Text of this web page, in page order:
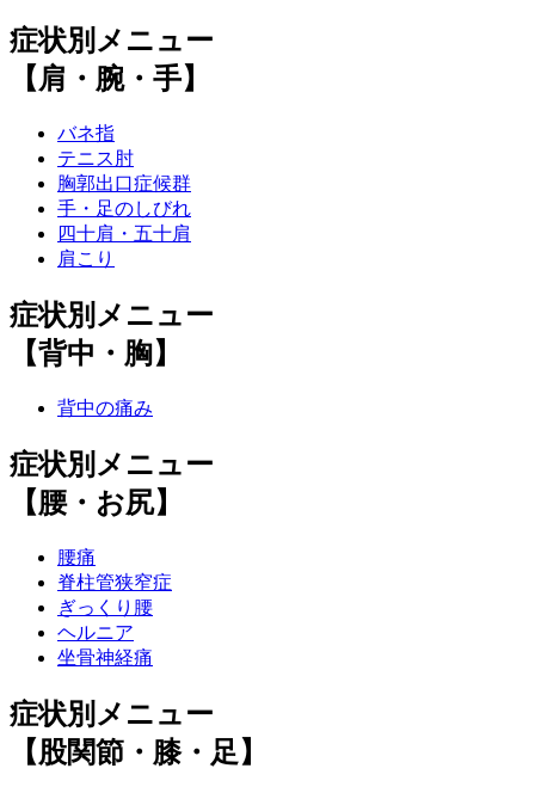
症状別メニュー
【肩・腕・手】
バネ指
テニス肘
胸郭出口症候群
手・足のしびれ
四十肩・五十肩
肩こり
症状別メニュー
【背中・胸】
背中の痛み
症状別メニュー
【腰・お尻】
腰痛
脊柱管狭窄症
ぎっくり腰
ヘルニア
坐骨神経痛
症状別メニュー
【股関節・膝・足】